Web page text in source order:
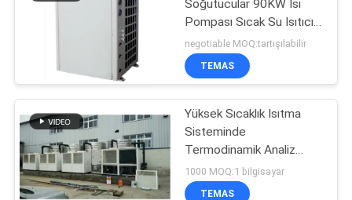
HARITASI
GIZLILIK
POLITIKASI
Soğutucular 90KW Isı
Pompası Sıcak Su Isıtıcı
IPX4
negotiable MOQ:tartışılabilir
TEMAS
Yüksek Sıcaklık Isıtma
Sisteminde
Termodinamik Analiz
Kaskad Isı Pompası
225Kw
1000 MOQ:1 bilgisayar
TEMAS